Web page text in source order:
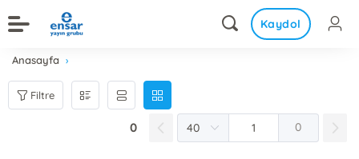
Kaydol
Anasayfa
Filtre
0 0